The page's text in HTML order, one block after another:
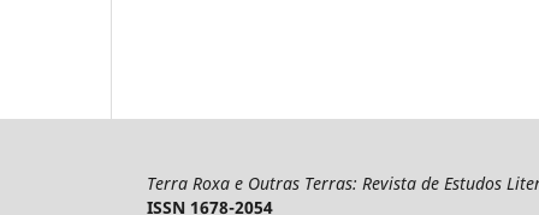
Terra Roxa e Outras Terras: Revista de Estudos
ISSN 1678-2054